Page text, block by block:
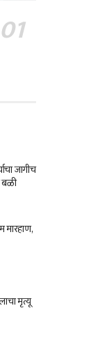
जागीच
बळी
मारहाण,
मृत्यू